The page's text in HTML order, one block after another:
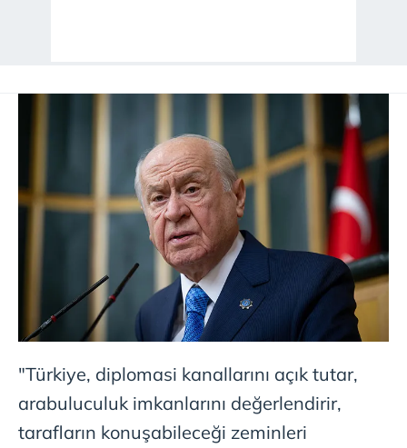
"Türkiye, diplomasi kanallarını açık tutar,
arabuluculuk imkanlarını değerlendirir,
tarafların konuşabileceği zeminleri